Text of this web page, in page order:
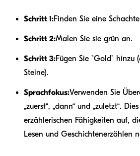
Schritt 1:Finden Sie eine
Schritt 2:Malen Sie sie grün an.
Schritt 3:Fügen Sie "Gold" hinzu
Steine).
Sprachfokus:Verwenden Sie
„zuerst“, „dann“ und „zuletzt“.
erzählerischen Fähigkeiten auf,
Lesen und Geschichtenerzählen